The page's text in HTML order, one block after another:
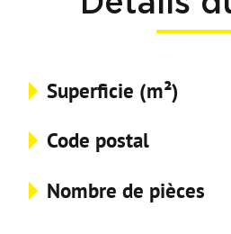
Superficie (m²)
Code postal
Nombre de pièces